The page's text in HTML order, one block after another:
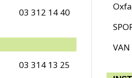
03 312 14 40
03 314 13 25
VAN